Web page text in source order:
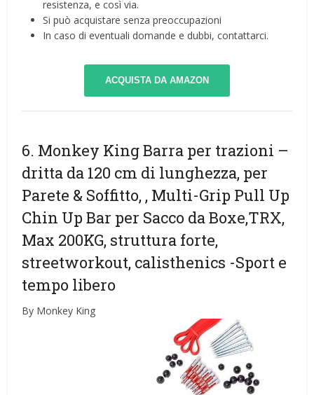
resistenza, e così via.
Si può acquistare senza preoccupazioni
In caso di eventuali domande e dubbi, contattarci.
ACQUISTA DA AMAZON
6. Monkey King Barra per trazioni –
dritta da 120 cm di lunghezza, per
Parete & Soffitto, , Multi-Grip Pull Up
Chin Up Bar per Sacco da Boxe,TRX,
Max 200KG, struttura forte,
streetworkout, calisthenics -Sport e
tempo libero
By Monkey King